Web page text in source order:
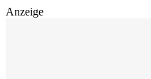
Anzeige